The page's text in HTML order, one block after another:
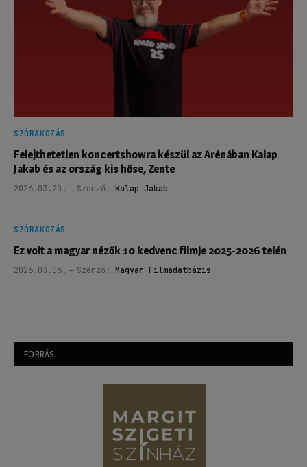
SZÓRAKOZÁS
Felejthetetlen koncertshowra készül az Arénában Kalap
Jakab és az ország kis hőse, Zente
2026.03.20. Szerző: Kalap Jakab
SZÓRAKOZÁS
Ez volt a magyar nézők 10 kedvenc filmje 2025-2026 telén
2026.03.06. Szerző: Magyar Filmadatbázis
FORRÁS